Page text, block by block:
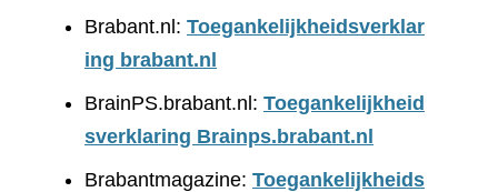
Brabant.nl: Toegankelijkheidsverklar
ing brabant.nl
BrainPS.brabant.nl: Toegankelijkheid
sverklaring Brainps.brabant.nl
Brabantmagazine: Toegankelijkheids